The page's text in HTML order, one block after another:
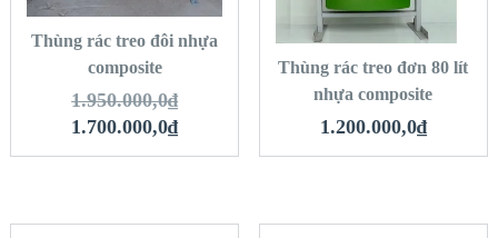
Thùng rác treo đôi nhựa
composite
1.950.000,0₫
1.700.000,0₫
HÀNG
Thùng rác treo đơn 80 lít
nhựa composite
1.200.000,0₫